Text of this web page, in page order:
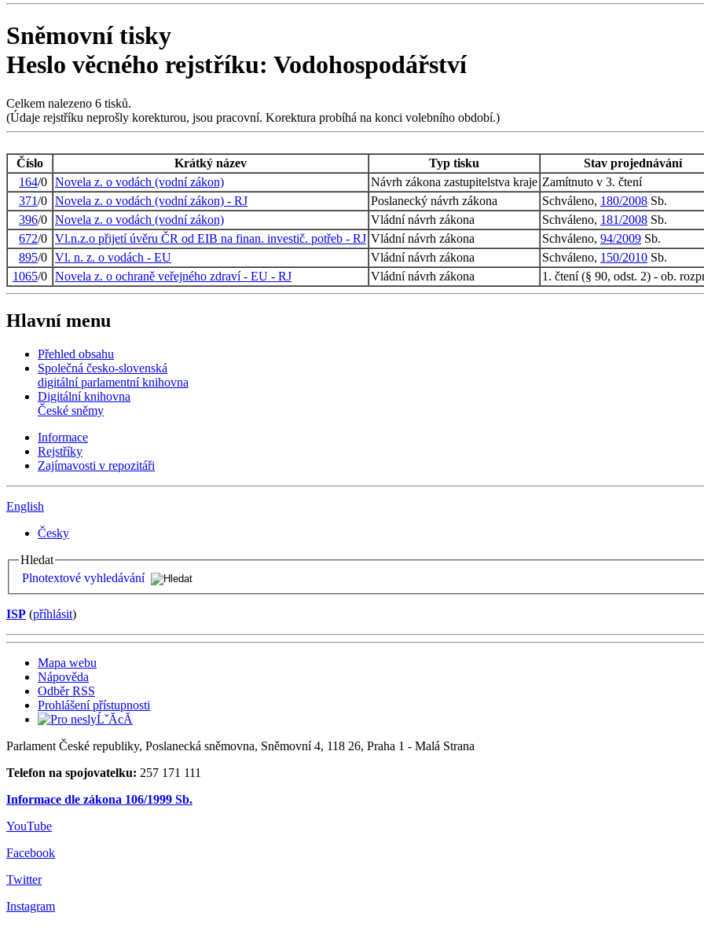
Sněmovní tisky
Heslo věcného rejstříku: Vodohospodářství
Celkem nalezeno 6 tisků.
(Údaje rejstříku neprošly korekturou, jsou pracovní. Korektura probíhá na konci volebního období.)
Číslo Krátký název Typ tisku
Stav projednávání
164/0 Novela z. o vodách (vodní zákon) Návrh zákona zastupitelstva kraje Zamítnuto v 3. čtení
371/0 Novela z. o vodách (vodní zákon) - RJ Poslanecký návrh zákona Schváleno, 180/2008 Sb.
396/0 Novela z. o vodách (vodní zákon) Vládní návrh zákona Schváleno, 181/2008 Sb.
672/0 Vl.n.z.o přijetí úvěru ČR od EIB na finan. investič. potřeb - RJ Vládní návrh zákona Schváleno, 94/2009 Sb.
895/0 Vl. n. z. o vodách - EU Vládní návrh zákona Schváleno, 150/2010 Sb.
1065/0 Novela z. o ochraně veřejného zdraví - EU - RJ Vládní návrh zákona 1. čtení (§ 90, odst. 2) - ob.
Hlavní menu
Přehled obsahu
Společná česko-slovenská
digitální parlamentní knihovna
Digitální knihovna
České sněmy
Informace
Rejstříky
Zajímavosti v repozitáři
English
Česky
Hledat
Plnotextové vyhledávání
ISP (příhlásit)
Mapa webu
Nápověda
Odběr RSS
Prohlášení přístupnosti
Parlament České republiky, Poslanecká sněmovna, Sněmovní 4, 118 26, Praha 1 - Malá Strana
Telefon na spojovatelku: 257 171 111
Informace dle zákona 106/1999 Sb.
YouTube
Facebook
Twitter
Instagram